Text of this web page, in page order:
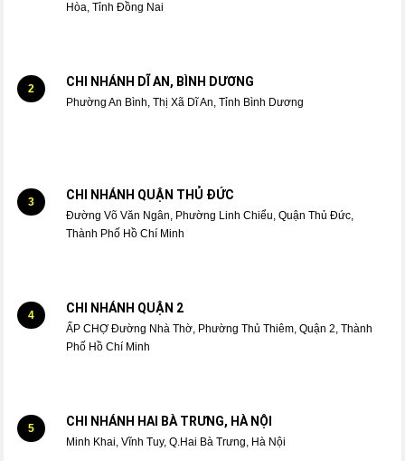
Hòa, Tỉnh Đồng Nai
2 CHI NHÁNH DĨ AN, BÌNH DƯƠNG
Phường An Bình, Thị Xã Dĩ An, Tỉnh Bình Dương
3 CHI NHÁNH QUẬN THỦ ĐỨC
Đường Võ Văn Ngân, Phường Linh Chiểu, Quận Thủ Đức,
Thành Phố Hồ Chí Minh
4 CHI NHÁNH QUẬN 2
ẤP CHỢ Đường Nhà Thờ, Phường Thủ Thiêm, Quận 2, Thành
Phố Hồ Chí Minh
5 CHI NHÁNH HAI BÀ TRƯNG, HÀ NỘI
Minh Khai, Vĩnh Tuy, Q.Hai Bà Trưng, Hà Nội